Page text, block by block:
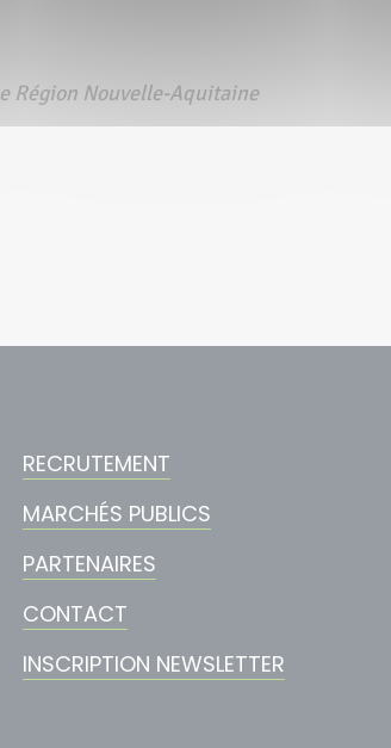
Région Nouvelle-Aquitaine
RECRUTEMENT
MARCHÉS PUBLICS
PARTENAIRES
CONTACT
INSCRIPTION NEWSLETTER